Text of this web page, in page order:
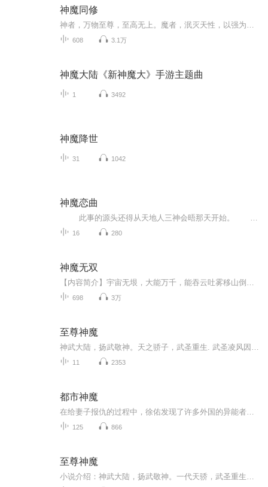
神魔同修
608 3.1万
神魔大陆《新神魔大》手游主题曲
1 3492
神魔降世
31 1042
神魔恋曲
16 280
神魔无双
698 3万
至尊神魔
11 2353
都市神魔
125 866
至尊神魔